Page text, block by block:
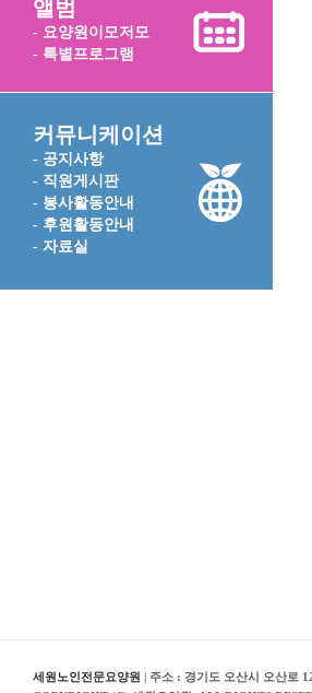
앨범
- 요양원이모저모
- 특별프로그램
커뮤니케이션
- 공지사항
- 직원게시판
- 봉사활동안내
- 후원활동안내
- 자료실
세원노인전문요양원 | 주소 : 경기도 오산시 오산로